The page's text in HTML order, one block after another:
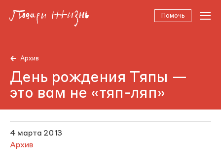
Помочь
Архив
День рождения Тяпы —
это вам не «тяп-ляп»
4 марта 2013
Архив